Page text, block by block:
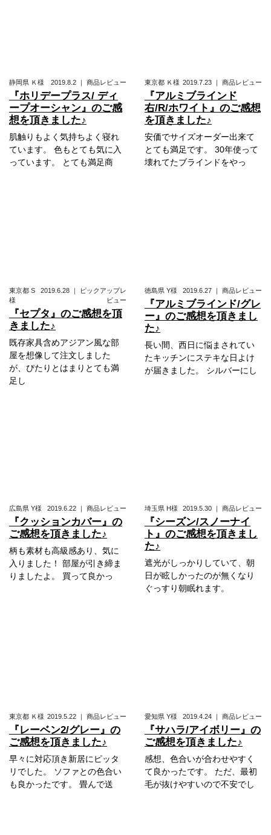
静岡県 Ｋ様 2019.8.2 ｜ 商品レビュー
『ホリデープラス/ ディ
ープオーシャン』のご感
想を頂きました♪
肌触りもよく気持ちよく寝れ
ています。 色もとても気に入
っています。 とても満足商
東京都 Ｋ様 2019.7.23 ｜ 商品レビュー
『アルミブラインド
右/R/ホワイト』のご感想
を頂きました♪
安価でサイズオーダー出来て
とても満足です。 30年使って
壊れてたブラインドをやっ
東京都 S
様
2019.6.28 ｜
ピックアップレ
ビュー
『セプタ』のご感想を頂
きました♪
既存家具含めアジアン風な部
屋を想像して注文しました
が、ぴたりとはまりとても満
足し
徳島県 Y様 2019.6.27 ｜ 商品レビュー
『アルミブラインド/グレ
ー』のご感想を頂きまし
た♪
長い間、西日に悩まされてい
たキッチンにステキな日よけ
が届きました。 シルバーにし
広島県 Y様 2019.6.22 ｜ 商品レビュー
『クッションカバー』の
ご感想を頂きました♪
柄も素材も高級感あり、気に
入りました！ 部屋が引き締ま
りましたよ。 買って良かっ
埼玉県 H様 2019.5.30 ｜ 商品レビュー
『シーズン/スノーナイ
ト』のご感想を頂きまし
た♪
遮光がしっかりしていて、朝
日が眩しかったのが無くなり
ぐっすり朝眠れます。
東京都 Ｋ様 2019.5.22 ｜ 商品レビュー
『レーベン2/グレー』の
ご感想を頂きました♪
早々に対応頂き新居にピッタ
リでした。 ソファとの色合い
も良かったです。 畳んで送
愛知県 Y様 2019.4.24 ｜ 商品レビュー
『サハラ/アイボリー』の
ご感想を頂きました♪
感想、色合いが合わせやすく
て良かったです。 ただ、最初
毛が抜けやすいので不安でし